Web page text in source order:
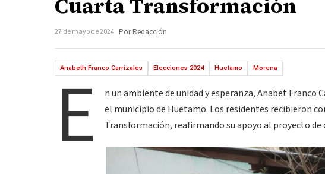
Cuarta Transformación
27 de mayo de 2024 Por Redacción
Anabeth Franco Carrizales Elecciones 2024 Huetamo Morena
E
n un ambiente de unidad y esperanza, Anabet Franco
el municipio de Huetamo. Los residentes recibieron
Transformación, reafirmando su apoyo al proyecto de